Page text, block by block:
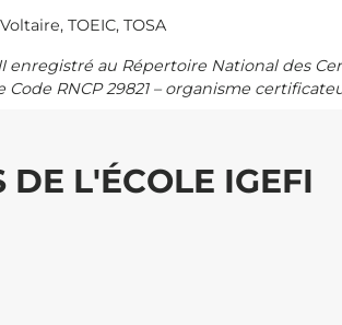
TOEIC, TOSA
enregistré au Répertoire National des
RNCP 29821 – organisme
DE L'ÉCOLE IGEFI